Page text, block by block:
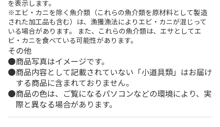
を表示します。
※エビ・カニを除く魚介類（これらの魚介類を原材料として製造
された加工品も含む）は、漁獲漁法によりエビ・カニが混じって
いる場合があります。 また、これらの魚介類は、エサとしてエ
ビ・カニを食べている可能性があります。
その他
商品写真はイメージです。
商品内容として記載されていない「小道具類」はお届け
する商品に含まれておりません。
商品の色は、ご覧になるパソコンなどの環境により、実
際と異なる場合があります。